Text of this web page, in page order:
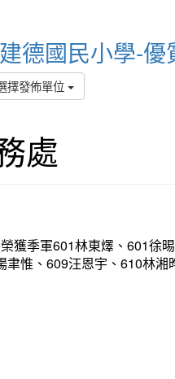
德國民小學-優
擇發佈單位
處
獲季軍601林東燡、601徐
惟、609汪恩宇、610林